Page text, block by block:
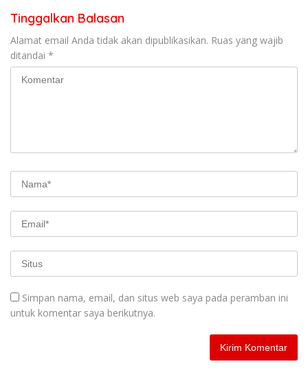
Tinggalkan Balasan
Alamat email Anda tidak akan dipublikasikan. Ruas yang wajib
ditandai *
Simpan nama, email, dan situs web saya pada peramban ini
untuk komentar saya berikutnya.